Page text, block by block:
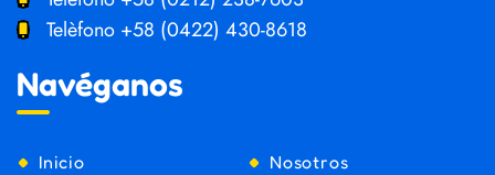
Telèfono +58 (0422) 430-8618
Navéganos
Inicio Nosotros